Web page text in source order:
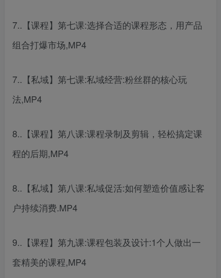
7..【课程】第七课:选择合适的课程形态，用产品
组合打爆市场,MP4
7..【私域】第七课:私域经营:粉丝群的核心玩
法,MP4
8..【课程】第八课:课程录制及剪辑，轻松搞定课
程的后期,MP4
8..【私域】第八课:私域促活:如何塑造价值感让客
户持续消费.MP4
9..【课程】第九课:课程包装及设计:1个人做出一
套精美的课程,MP4